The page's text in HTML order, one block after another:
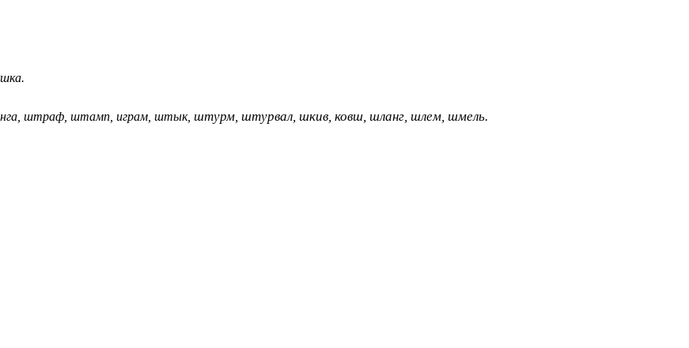
штраф, штамп, играм, штык, штурм, штурвал, шкив, ковш, шланг, шлем, шмель.